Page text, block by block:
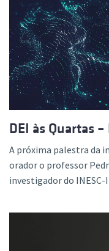
DEI às Quartas
A próxima palestra da
orador o professor
investigador do INESC-